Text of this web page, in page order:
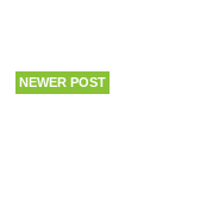
NEWER POST